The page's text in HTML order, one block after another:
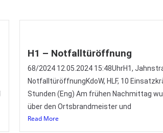
H1 – Notfalltüröffnung
68/2024 12.05.2024 15:48UhrH1,
NotfalltüröffnungKdoW, HLF, 10
Stunden (Eng) Am frühen Nachmittag
über den Ortsbrandmeister und
Read More